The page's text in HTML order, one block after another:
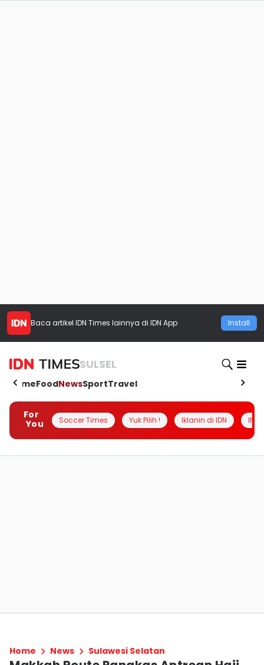
Baca artikel IDN Times lainnya di IDN App Install
SULSEL
HomeFoodNewsSportTravel
For
You
Soccer Times Yuk Pilih ! Iklanin di IDN
Home News Sulawesi Selatan